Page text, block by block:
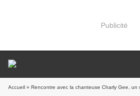
Publicité
Accueil » Rencontre avec la chanteuse Charly Gee, un rayon